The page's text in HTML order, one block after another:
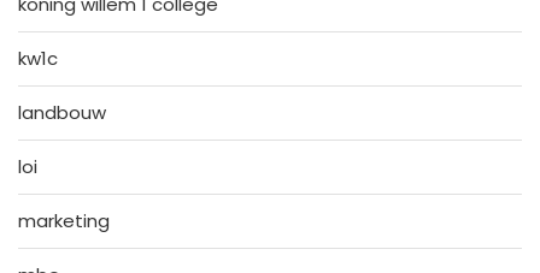
kw1c
landbouw
loi
marketing